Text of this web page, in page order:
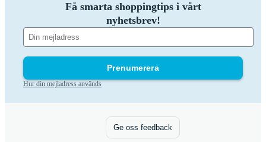
Få smarta shoppingtips i vårt
nyhetsbrev!
Prenumerera
Hur din mejladress används
Ge oss feedback